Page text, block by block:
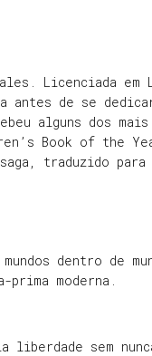
Licenciada
antes de se
alguns dos
Book of the
traduzido para
dentro de
moderna.
sem